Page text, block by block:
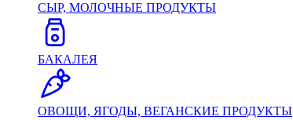
СЫР, МОЛОЧНЫЕ ПРОДУКТЫ
БАКАЛЕЯ
ОВОЩИ, ЯГОДЫ, ВЕГАНСКИЕ ПРОДУКТЫ